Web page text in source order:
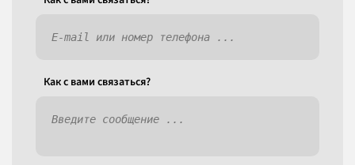
Как c вами связаться?